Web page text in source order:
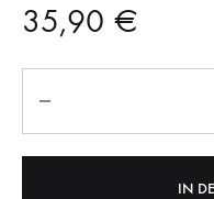
35,90 €
Anzahl
IN